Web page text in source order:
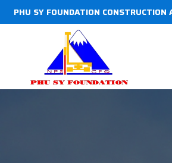
PHU SY FOUNDATION CONSTRUCTION